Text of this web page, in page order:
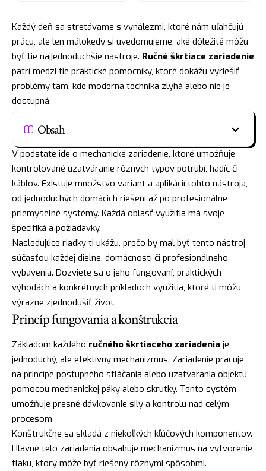
Každý deň sa stretávame s vynálezmi, ktoré nám uľahčujú
prácu, ale len málokedy si uvedomujeme, aké dôležité môžu
byť tie najjednoduchšie nástroje. Ručné škrtiace zariadenie
patrí medzi tie praktické pomocníky, ktoré dokážu vyriešiť
problémy tam, kde moderná technika zlyhá alebo nie je
dostupná.
Obsah
V podstate ide o mechanické zariadenie, ktoré umožňuje
kontrolované uzatváranie rôznych typov potrubí, hadíc či
káblov. Existuje množstvo variant a aplikácií tohto nástroja,
od jednoduchých domácich riešení až po profesionálne
priemyselné systémy. Každá oblasť využitia má svoje
špecifiká a požiadavky.
Nasledujúce riadky ti ukážu, prečo by mal byť tento nástroj
súčasťou každej dielne, domácnosti či profesionálneho
vybavenia. Dozviete sa o jeho fungovaní, praktických
výhodách a konkrétnych príkladoch využitia, ktoré ti môžu
výrazne zjednodušiť život.
Princíp fungovania a konštrukcia
Základom každého ručného škrtiaceho zariadenia je
jednoduchý, ale efektívny mechanizmus. Zariadenie pracuje
na princípe postupného stláčania alebo uzatvárania objektu
pomocou mechanickej páky alebo skrutky. Tento systém
umožňuje presné dávkovanie sily a kontrolu nad celým
procesom.
Konštrukčne sa skladá z niekoľkých kľúčových komponentov.
Hlavné telo zariadenia obsahuje mechanizmus na vytvorenie
tlaku, ktorý môže byť riešený rôznymi spôsobmi.